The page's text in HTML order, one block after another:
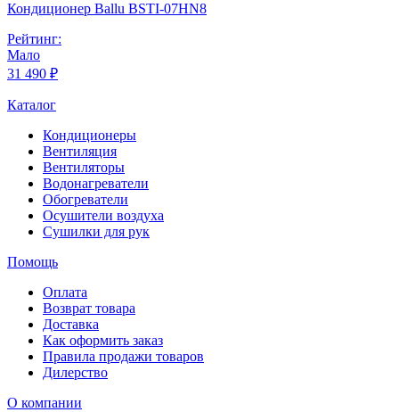
Кондиционер Ballu BSTI-07HN8
Рейтинг:
Мало
31 490 ₽
Каталог
Кондиционеры
Вентиляция
Вентиляторы
Водонагреватели
Обогреватели
Осушители воздуха
Сушилки для рук
Помощь
Оплата
Возврат товара
Доставка
Как оформить заказ
Правила продажи товаров
Дилерство
О компании